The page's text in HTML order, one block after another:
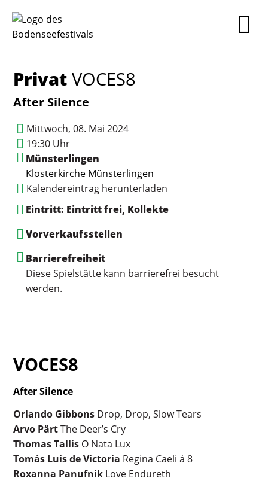
Privat VOCES8
After Silence
Mittwoch, 08. Mai 2024
19:30 Uhr
Münsterlingen
Klosterkirche Münsterlingen
Kalendereintrag herunterladen
Eintritt: Eintritt frei, Kollekte
Vorverkaufsstellen
Barrierefreiheit
Diese Spielstätte kann barrierefrei besucht
werden.
VOCES8
After Silence
Orlando Gibbons Drop, Drop, Slow Tears
Arvo PärtThe Deer’s Cry
Thomas Tallis O Nata Lux
Tomás Luis de Victoria Regina Caeli á 8
Roxanna Panufnik Love Endureth